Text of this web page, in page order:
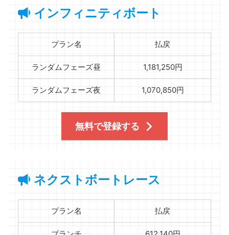
インフィニティボート
プラン名 払戻
ランダムフェーズ昼 1,181,250円
ランダムフェーズ夜 1,070,850円
無料で登録する
ネクストボートレース
プラン名 払戻